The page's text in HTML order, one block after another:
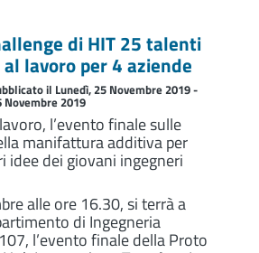
di HIT 25 talenti
lavoro per 4 aziende
il Lunedì, 25 Novembre 2019 -
2019
l’evento finale sulle
manifattura additiva per
idee dei giovani ingegneri
alle ore 16.30, si terrà a
di Ingegneria
l’evento finale della Proto